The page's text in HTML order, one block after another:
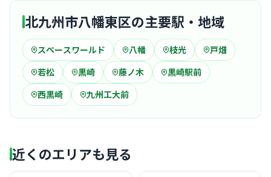
北九州市八幡東区の主要駅・地域
スペースワールド 八幡 枝光
戸畑
若松
黒崎 藤ノ木
黒崎駅前
西黒崎
九州工大前
近くのエリアも見る